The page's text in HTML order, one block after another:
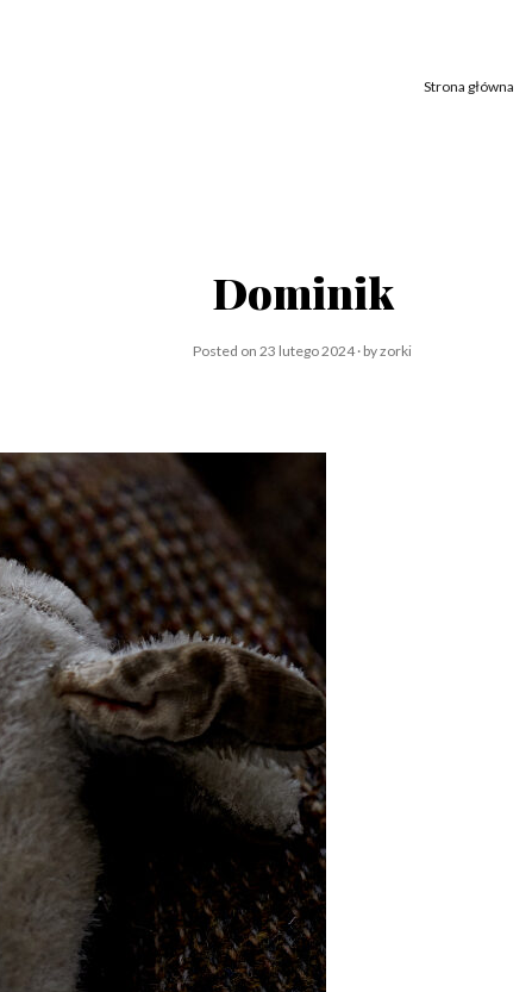
Strona główna
Dominik
Posted on 23 lutego 2024 byzorki